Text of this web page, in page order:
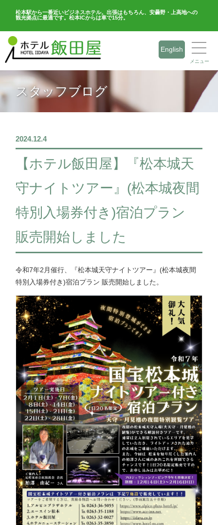
松本駅から一番近いビジネスホテル。出張はもちろん、安曇野・上高地への
観光拠点に最適です。松本ICからは車で15分。
English
メニュー
スタッフブログ
2024.12.4
【ホテル飯田屋】『松本城天
守ナイトツアー』(松本城夜間
特別入場券付き)宿泊プラン
販売開始しました
令和7年2月催行、『松本城天守ナイトツアー』(松本城夜間
特別入場券付き)宿泊プラン 販売開始しました。